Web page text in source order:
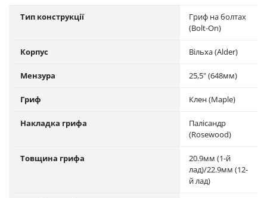
Тип конструкції
Гриф на болтах
(Bolt-On)
Корпус Вільха (Alder)
Мензура 25,5" (648мм)
Гриф Клен (Maple)
Накладка грифа
Палісандр
(Rosewood)
Товщина грифа
20.9мм (1-й
лад)/22.9мм (12-
й лад)